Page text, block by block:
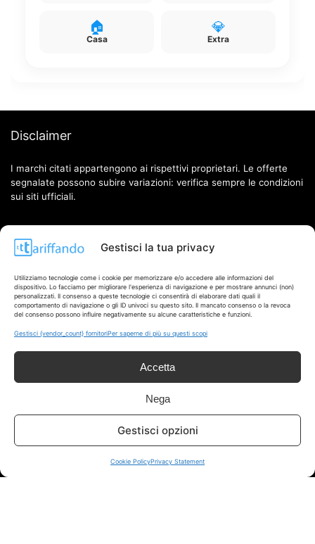
Gestisci la tua privacy
Utilizziamo tecnologie come i cookie per memorizzare e/o accedere alle informazioni del
dispositivo. Lo facciamo per migliorare l'esperienza di navigazione e per mostrare annunci (non)
personalizzati. Il consenso a queste tecnologie ci consentirà di elaborare dati quali il
comportamento di navigazione o gli ID univoci su questo sito. Il mancato consenso o la revoca
del consenso possono influire negativamente su alcune caratteristiche e funzioni.
Gestisci {vendor_count} fornitoriPer saperne di più su questi scopi
Accetta
Nega
Gestisci opzioni
Cookie PolicyPrivacy Statement
🏠
Casa
💎
Extra
Disclaimer
I marchi citati appartengono ai rispettivi proprietari. Le offerte
segnalate possono subire variazioni: verifica sempre le condizioni
sui siti ufficiali.
Info
In qualità di Affiliato Amazon ed eBay, Tariffando riceve un
guadagno dagli acquisti idonei.
Note Legali|Cookie Policy
Contattaci